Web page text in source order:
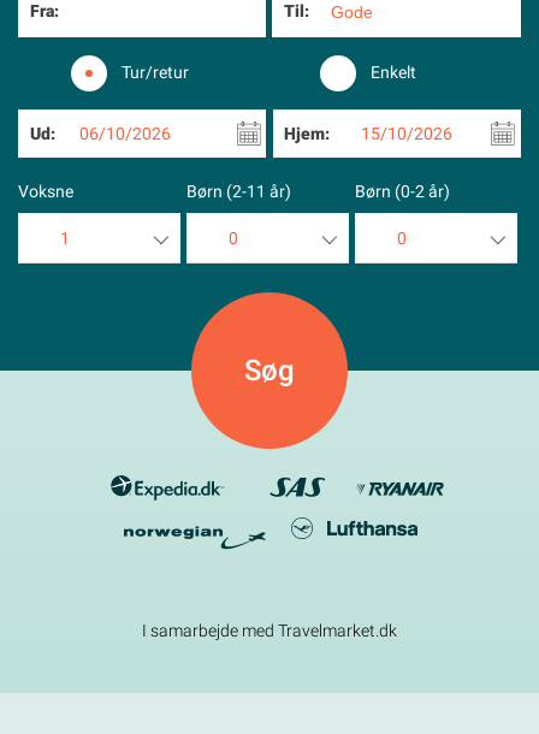
Fra: Til:
Tur/retur Enkelt
Ud: 06/10/2026 Hjem: 15/10/2026
Voksne
1
Børn (2-11 år)
0
5
Børn (0-2 år)
0
I samarbejde med Travelmarket.dk